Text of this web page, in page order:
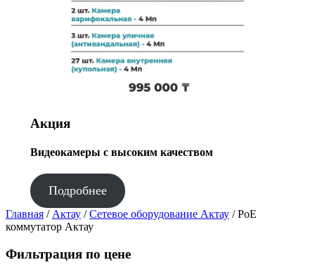
Акция
Видеокамеры с высоким качеством
Подробнее
Главная / Актау /Сетевое оборудование Актау / PoE
коммутатор Актау
Фильтрация по цене